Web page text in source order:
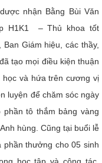
nhận Bằng Bùi Văn
H1K1 – Thủ khoa tốt
Giám hiệu, các thầy,
tạo mọi điều kiện thuận
học và hứa trên cương vị
luyện để chăm sóc ngày
tô thắm bảng vàng
hùng. Cũng tại buổi lễ
phần thưởng cho 05 sinh
học tập và công tác,